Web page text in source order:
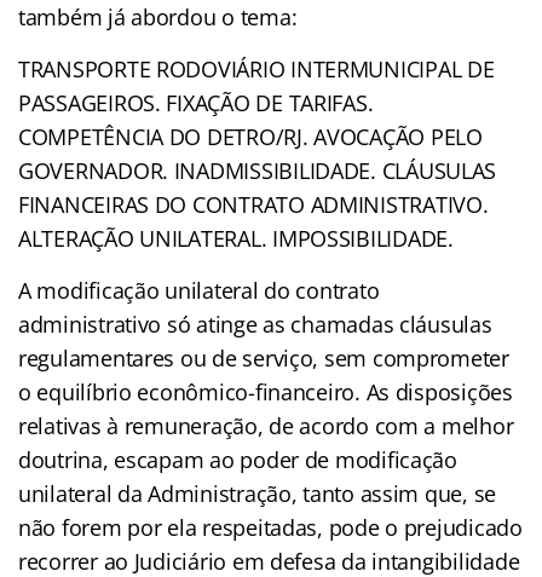
também já abordou o tema:
TRANSPORTE RODOVIÁRIO INTERMUNICIPAL DE
PASSAGEIROS. FIXAÇÃO DE TARIFAS.
COMPETÊNCIA DO DETRO/RJ. AVOCAÇÃO PELO
GOVERNADOR. INADMISSIBILIDADE. CLÁUSULAS
FINANCEIRAS DO CONTRATO ADMINISTRATIVO.
ALTERAÇÃO UNILATERAL. IMPOSSIBILIDADE.
A modificação unilateral do contrato
administrativo só atinge as chamadas cláusulas
regulamentares ou de serviço, sem comprometer
o equilíbrio econômico-financeiro. As disposições
relativas à remuneração, de acordo com a melhor
doutrina, escapam ao poder de modificação
unilateral da Administração, tanto assim que, se
não forem por ela respeitadas, pode o prejudicado
recorrer ao Judiciário em defesa da intangibilidade